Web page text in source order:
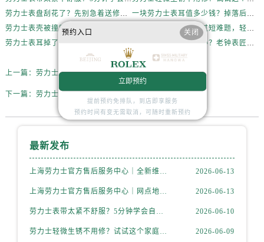
劳力士表盘刮花了？先别急着送修，试试这几种方法
一块劳力士表耳值多少钱？掉落后最省钱的解决方式
一文搞定劳力士表带过短难题，轻松佩戴不将就
劳力士表耳损坏怎么办？老钟表匠透露关键技巧
上一篇： 劳力士腕表发条一直上不紧是啥原因
下一篇： 劳力士表蒙子坏了解决方法是什么
最新发布
上海劳力士官方售后服务中心｜全新维修门店地址及电话权威信息公示（2026年6月最新） 2026-06-13
上海劳力士官方售后服务中心｜网点地址与电话权威信息公示（2026年6月最新） 2026-06-13
劳力士表带太紧不舒服？5分钟学会自己调节长度 2026-06-10
劳力士轻微生锈不用修？试试这个家庭小妙方 2026-06-09
预约入口 关闭
立即预约
提前预约免排队，到店即享服务
预约时间有变无需取消，可随时重新预约